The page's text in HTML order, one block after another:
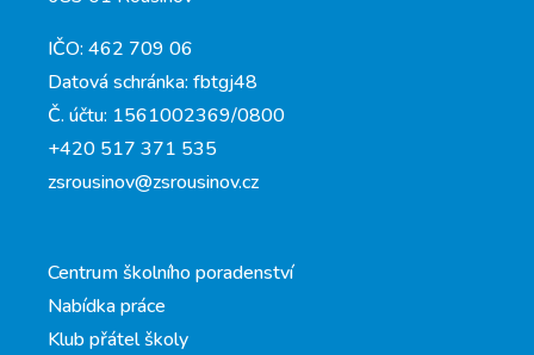
IČO: 462 709 06
Datová schránka: fbtgj48
Č. účtu: 1561002369/0800
+420 517 371 535
zsrousinov@zsrousinov.cz
Centrum školního poradenství
Nabídka práce
Klub přátel školy